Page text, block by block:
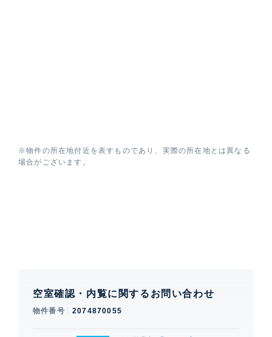
※物件の所在地付近を表すものであり、実際の所在地とは異なる
場合がございます。
空室確認・内覧に関するお問い合わせ
物件番号 2074870055